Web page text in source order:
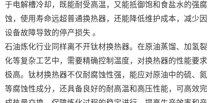
于电解槽冷却，既能耐受高温，又能抵御饱和食盐水的强腐
蚀，使用寿命远超普通换热器，还能降低维护成本，减少因
设备故障导致的停产损失 。
石油炼化行业同样离不开钛材换热器。在原油蒸馏、加氢裂
化等复杂工艺中，需要精确控制温度，对换热器的性能要求
极高。钛材换热器不仅耐腐蚀性强，能应对原油中的硫、氮
等腐蚀性成分，还具备良好的耐高温和高压性能，可高效完